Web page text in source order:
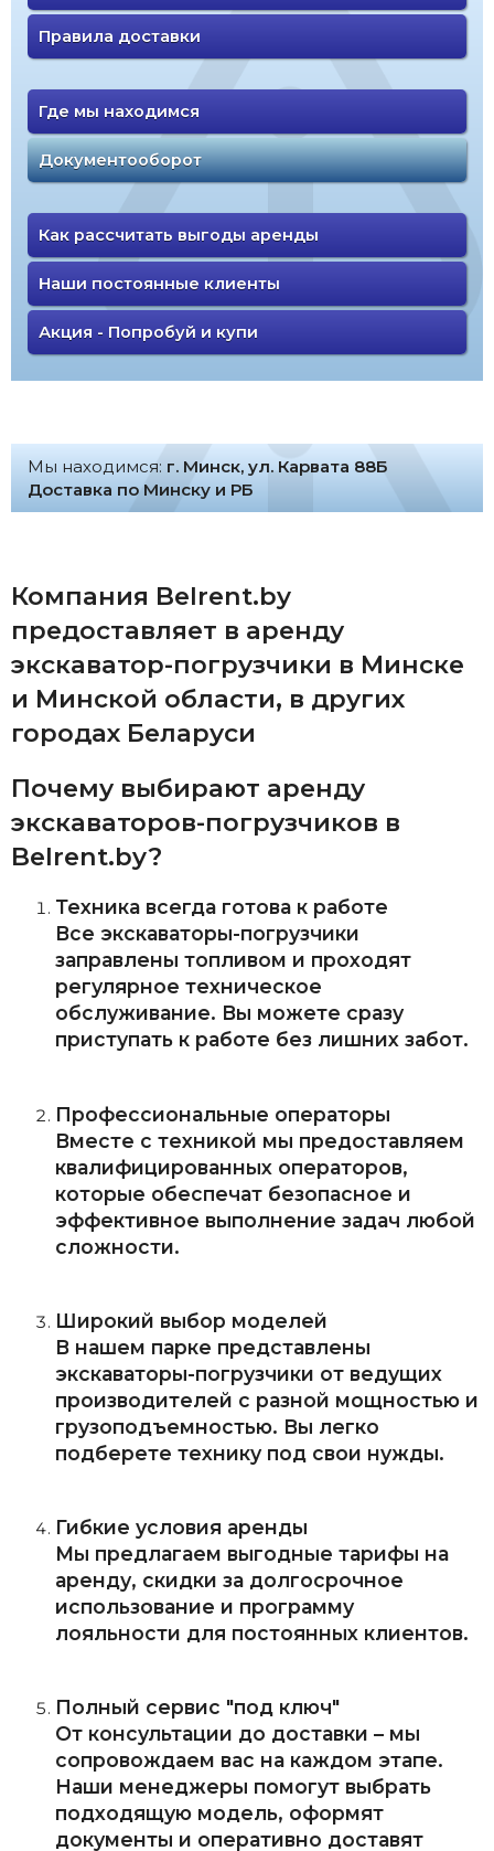
Правила доставки
Где мы находимся
Документооборот
Как рассчитать выгоды аренды
Наши постоянные клиенты
Акция - Попробуй и купи
Мы находимся: г. Минск, ул. Карвата 88Б
Доставка по Минску и РБ
Компания Belrent.by
предоставляет в аренду
экскаватор-погрузчики в Минске
и Минской области, в других
городах Беларуси
Почему выбирают аренду
экскаваторов-погрузчиков в
Belrent.by?
Техника всегда готова к работе
Все экскаваторы-погрузчики
заправлены топливом и проходят
регулярное техническое
обслуживание. Вы можете сразу
приступать к работе без лишних забот.
Профессиональные операторы
Вместе с техникой мы предоставляем
квалифицированных операторов,
которые обеспечат безопасное и
эффективное выполнение задач любой
сложности.
Широкий выбор моделей
В нашем парке представлены
экскаваторы-погрузчики от ведущих
производителей с разной мощностью и
грузоподъемностью. Вы легко
подберете технику под свои нужды.
Гибкие условия аренды
Мы предлагаем выгодные тарифы на
аренду, скидки за долгосрочное
использование и программу
лояльности для постоянных клиентов.
Полный сервис "под ключ"
От консультации до доставки – мы
сопровождаем вас на каждом этапе.
Наши менеджеры помогут выбрать
подходящую модель, оформят
документы и оперативно доставят